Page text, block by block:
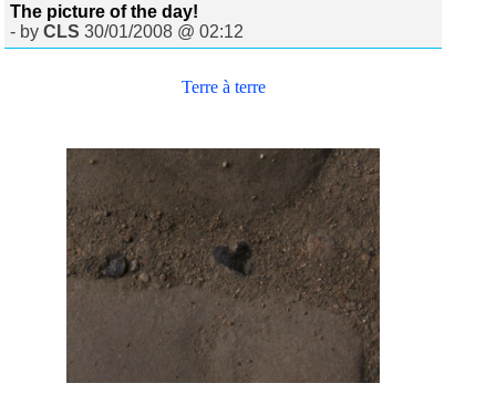
The picture of the day!
- byCLS 30/01/2008 @ 02:12
Terre à terre